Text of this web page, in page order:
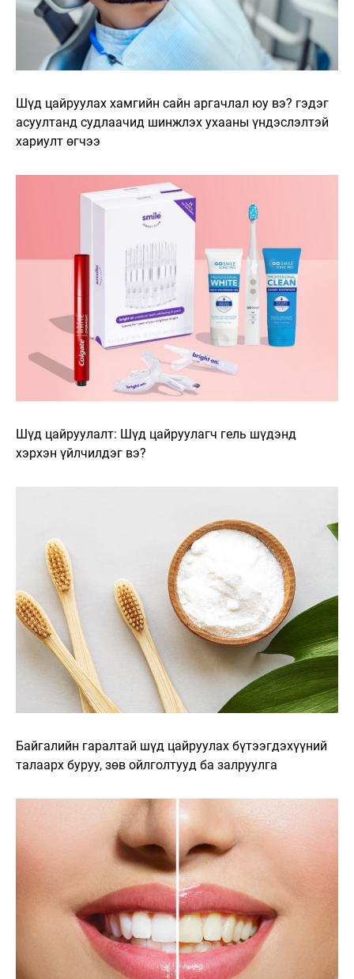
Шүд цайруулах хамгийн сайн аргачлал юу вэ? гэдэг
асуултанд судлаачид шинжлэх ухааны үндэслэлтэй
хариулт өгчээ
Шүд цайруулалт: Шүд цайруулагч гель шүдэнд
хэрхэн үйлчилдэг вэ?
Байгалийн гаралтай шүд цайруулах бүтээгдэхүүний
талаарх буруу, зөв ойлголтууд ба залруулга